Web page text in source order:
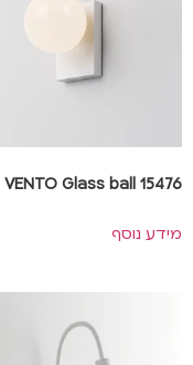
VENTO Glass ball 15476
מידע נוסף